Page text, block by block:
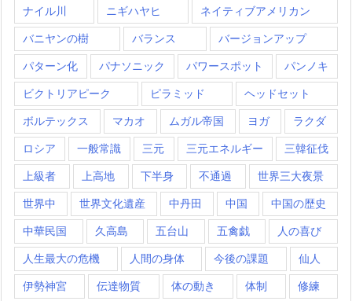
ナイル川 ニギハヤヒ ネイティブアメリカン
バニヤンの樹 バランス バージョンアップ
パターン化 パナソニック パワースポット パンノキ
ビクトリアピーク ピラミッド ヘッドセット
ボルテックス マカオ ムガル帝国 ヨガ ラクダ
ロシア 一般常識 三元 三元エネルギー 三韓征伐
上級者 上高地 下半身 不通過 世界三大夜景
世界中 世界文化遺産 中丹田 中国 中国の歴史
中華民国 久高島 五台山 五禽戯 人の喜び
人生最大の危機 人間の身体 今後の課題 仙人
伊勢神宮 伝達物質 体の動き 体制 修練